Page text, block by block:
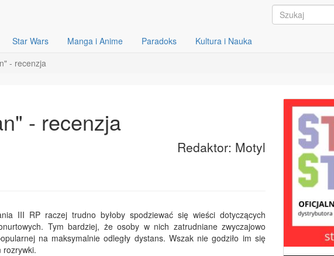
Star Wars Manga i Anime Paradoks
Kultura i Nauka
- recenzja
- recenzja
Redaktor: Motyl
III RP raczej trudno byłoby spodziewać się wieści dotyczących
Tym bardziej, że osoby w nich zatrudniane zwyczajowo
na maksymalnie odległy dystans. Wszak nie godziło im się
rozrywki.